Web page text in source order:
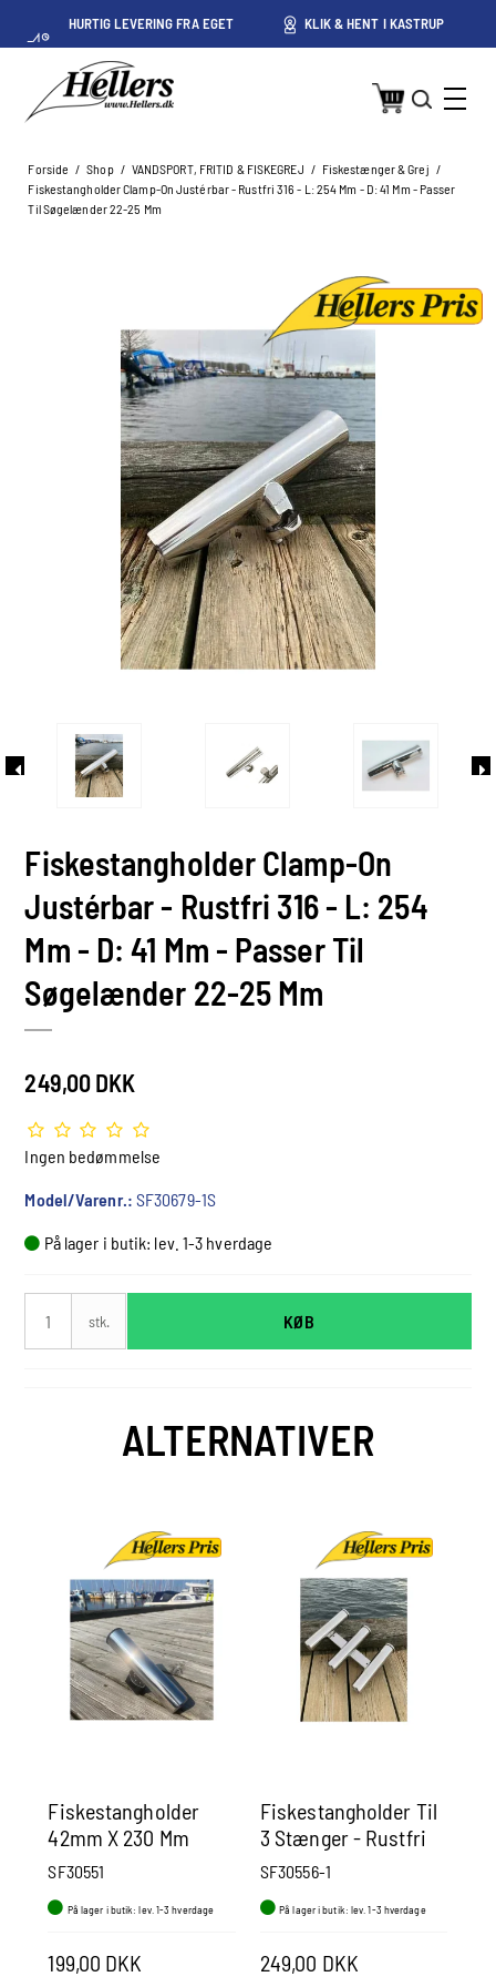
HURTIG LEVERING FRA EGET
LAGER I KASTRUP
KLIK & HENT I KASTRUP
Forside / Shop / VANDSPORT, FRITID & FISKEGREJ / Fiskestænger & Grej /
Fiskestangholder Clamp-On Justérbar - Rustfri 316 - L: 254 Mm - D: 41 Mm - Passer
Til Søgelænder 22-25 Mm
Fiskestangholder Clamp-On
Justérbar - Rustfri 316 - L: 254
Mm - D: 41 Mm - Passer Til
Søgelænder 22-25 Mm
249,00 DKK
Ingen bedømmelse
Model/Varenr.: SF30679-1S
På lager i butik: lev. 1-3 hverdage
stk. KØB
ALTERNATIVER
Fiskestangholder
42mm X 230 Mm
Ss316
SF30551
På lager i butik: lev. 1-3 hverdage
199,00 DKK
Fiskestangholder Til
3 Stænger - Rustfri
316 - Ø 41 Mm - Højde
SF30556-1
På lager i butik: lev. 1-3 hverdage
249,00 DKK